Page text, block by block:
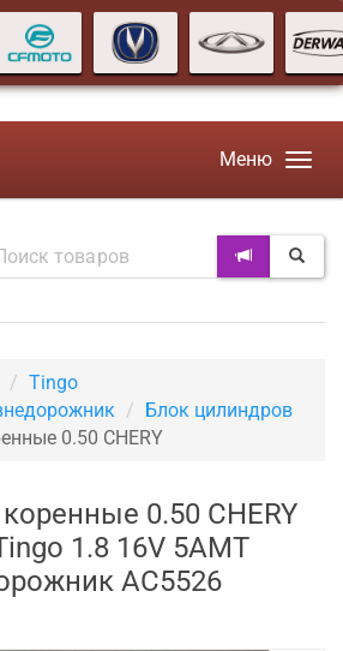
Меню
Tingo
Блок цилиндров
0.50 CHERY
0.50 CHERY
1.8 16V 5AMT
AC5526